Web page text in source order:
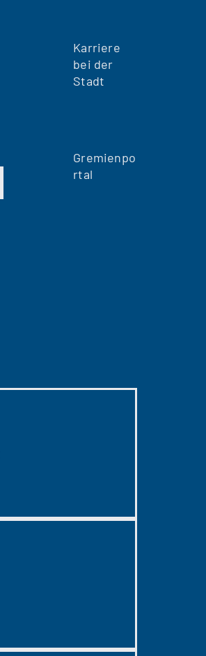
Karriere
bei der
Stadt
Gremienpo
rtal